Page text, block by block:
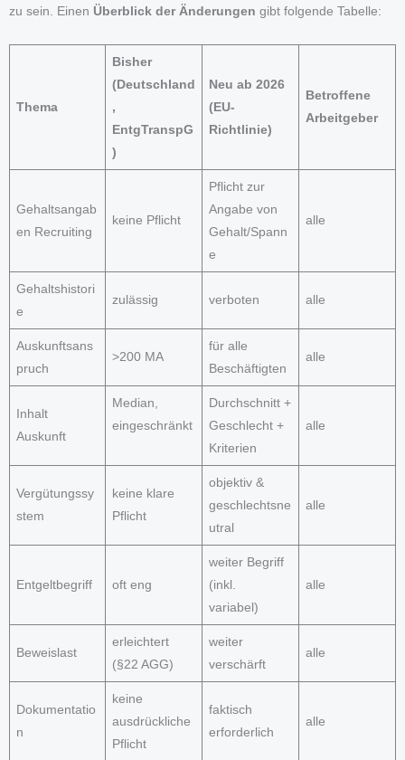
zu sein. Einen Überblick der Änderungen gibt folgende Tabelle:
Thema
Bisher
(Deutschland
,
EntgTranspG
)
Neu ab 2026
(EU-
Richtlinie)
Betroffene
Arbeitgeber
Gehaltsangab
en Recruiting
keine Pflicht
Pflicht zur
Angabe von
Gehalt/Spann
e
alle
Gehaltshistori
e
zulässig verboten alle
Auskunftsans
pruch
>200 MA
für alle
Beschäftigten
alle
Inhalt
Auskunft
Median,
eingeschränkt
Durchschnitt +
Geschlecht +
Kriterien
alle
Vergütungssy
stem
keine klare
Pflicht
objektiv &
geschlechtsne
utral
alle
Entgeltbegriff oft eng
weiter Begriff
(inkl.
variabel)
alle
Beweislast
erleichtert
(§22 AGG)
weiter
verschärft
alle
Dokumentatio
n
keine
ausdrückliche
Pflicht
faktisch
erforderlich
alle